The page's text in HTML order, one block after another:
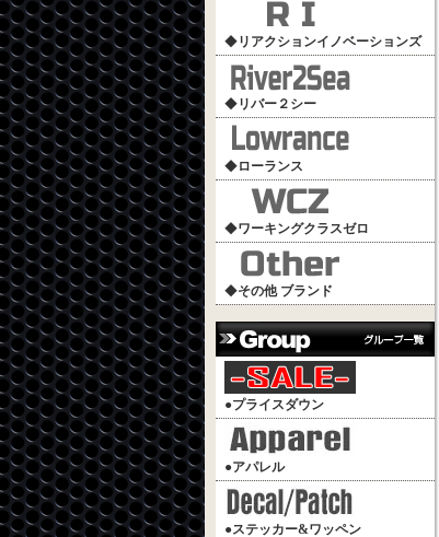
◆リアクションイノベーションズ
◆リバー２シー
◆ローランス
◆ワーキングクラスゼロ
◆その他 ブランド
●プライスダウン
●アパレル
●ステッカー&ワッペン